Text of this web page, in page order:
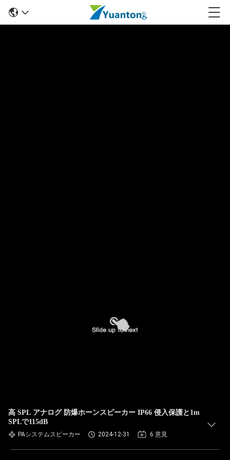
高 SPL アナログ 防爆ホーンスピーカー IP66 侵入保護と1m
SPLで115dB
PAシステムスピーカー 2024-12-31 6 意見